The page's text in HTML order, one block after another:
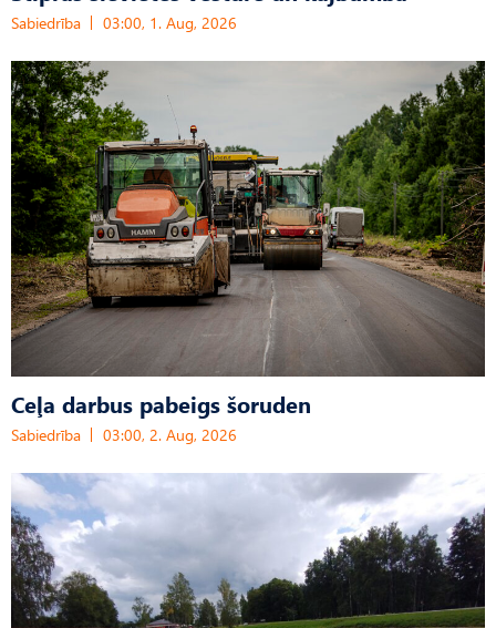
Sabiedrība 03:00, 1. Aug, 2026
Ceļa darbus pabeigs šoruden
Sabiedrība 03:00, 2. Aug, 2026